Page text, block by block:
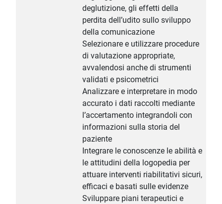
deglutizione, gli effetti della
perdita dell’udito sullo sviluppo
della comunicazione
Selezionare e utilizzare procedure
di valutazione appropriate,
avvalendosi anche di strumenti
validati e psicometrici
Analizzare e interpretare in modo
accurato i dati raccolti mediante
l’accertamento integrandoli con
informazioni sulla storia del
paziente
Integrare le conoscenze le abilità e
le attitudini della logopedia per
attuare interventi riabilitativi sicuri,
efficaci e basati sulle evidenze
Sviluppare piani terapeutici e